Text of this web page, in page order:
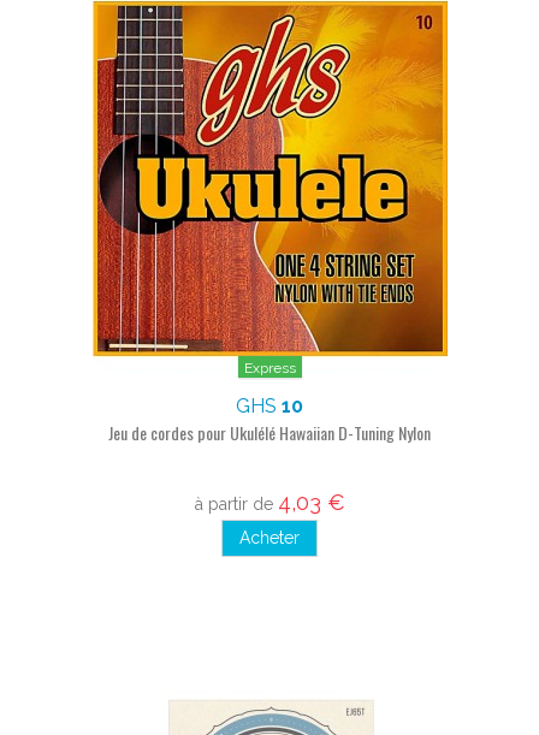
Express
GHS 10
Jeu de cordes pour Ukulélé Hawaiian D-Tuning Nylon
à partir de 4,03 €
Acheter